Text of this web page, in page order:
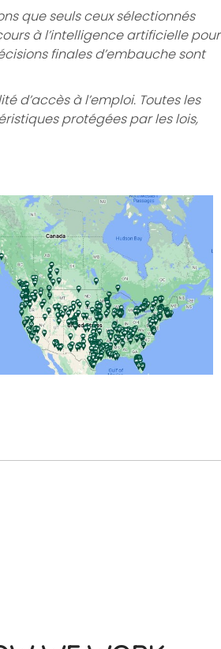
que seuls ceux sélectionnés
à l’intelligence artificielle pour
finales d’embauche sont
d’accès à l’emploi. Toutes les
protégées par les lois,